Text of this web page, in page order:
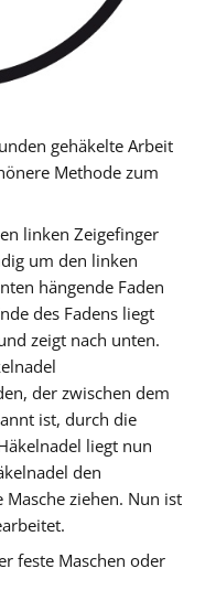
gehäkelte Arbeit
Methode zum
linken Zeigefinger
um den linken
hängende Faden
des Fadens liegt
zeigt nach unten.
der zwischen dem
ist, durch die
liegt nun
den
ziehen. Nun ist
feste Maschen oder